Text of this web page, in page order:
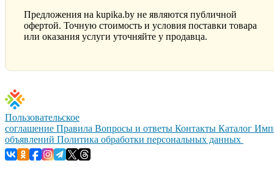
Предложения на kupika.by не являются публичной
офертой. Точную стоимость и условия поставки товара
или оказания услуги уточняйте у продавца.
Пользовательское
соглашение Правила Вопросы и ответы Контакты Каталог
объявлений Политика обработки персональных данных